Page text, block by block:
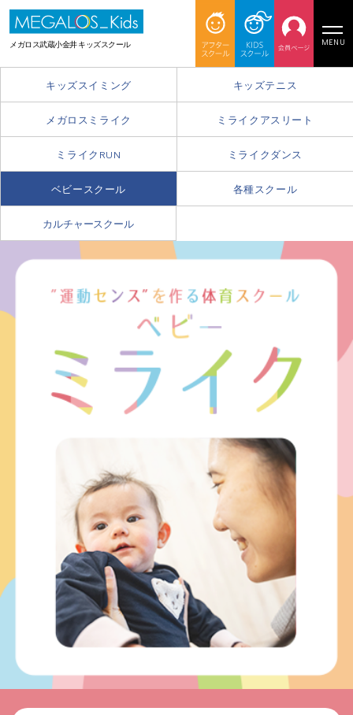
メガロス武蔵小金井 キッズスクール MENU
キッズスイミング キッズテニス
メガロスミライク ミライクアスリート
ミライクRUN ミライクダンス
ベビースクール 各種スクール
カルチャースクール